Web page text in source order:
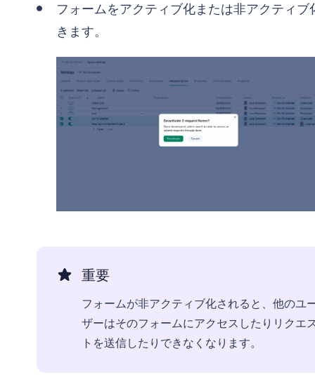
フォームをアクティブ化または非アクティブ
きます。
重要
フォームが非アクティブ化されると、他のユ
ザーはそのフォームにアクセスしたりリクエ
トを送信したりできなくなります。